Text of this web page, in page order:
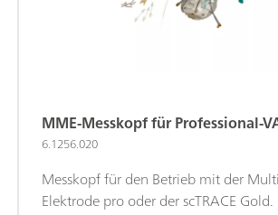
MME-Messkopf für Professional-
6.1256.020
Messkopf für den Betrieb mit der
Elektrode pro oder der scTRACE Gold.